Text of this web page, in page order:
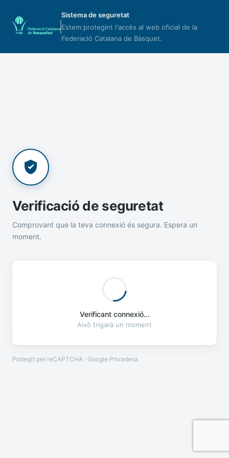
Sistema de seguretat
Estem protegint l'accés al web oficial de la
Federació Catalana de Bàsquet.
Verificació de seguretat
Comprovant que la teva connexió és segura. Espera un
moment.
Verificant connexió...
Això trigarà un moment
Protegit per reCAPTCHA · Google Privadesa